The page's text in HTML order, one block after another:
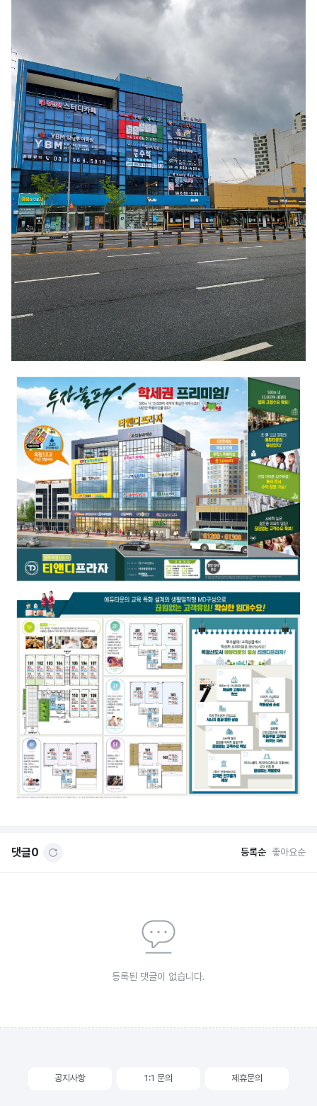
댓글0 등록순 좋아요순
등록된 댓글이 없습니다.
공지사항 1:1 문의 제휴문의